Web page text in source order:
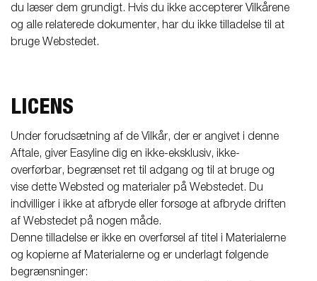
du læser dem grundigt. Hvis du ikke accepterer Vilkårene
og alle relaterede dokumenter, har du ikke tilladelse til at
bruge Webstedet.
LICENS
Under forudsætning af de Vilkår, der er angivet i denne
Aftale, giver Easyline dig en ikke-eksklusiv, ikke-
overførbar, begrænset ret til adgang og til at bruge og
vise dette Websted og materialer på Webstedet. Du
indvilliger i ikke at afbryde eller forsøge at afbryde driften
af Webstedet på nogen måde.
Denne tilladelse er ikke en overførsel af titel i Materialerne
og kopierne af Materialerne og er underlagt følgende
begrænsninger: